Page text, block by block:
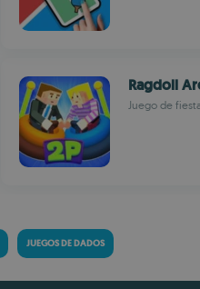
Ragdoll
Juego de
JUEGOS DE DADOS